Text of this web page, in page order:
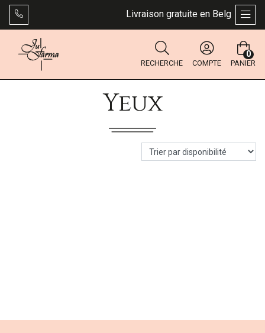
Livraison gratuite en Belgique
RECHERCHE COMPTE PANIER
0
Yeux